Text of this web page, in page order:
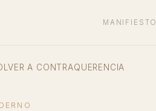
MANIFIESTO
A CONTRAQUERENCIA